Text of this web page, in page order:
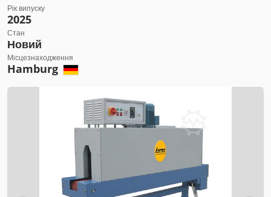
Рік випуску
2025
Стан
Новий
Місцезнаходження
Hamburg